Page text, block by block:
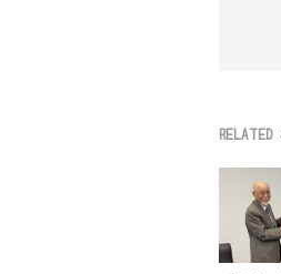
RELATED